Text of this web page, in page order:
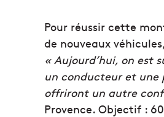
Pour réussir cette
de nouveaux
« Aujourd’hui, on est
un conducteur et une
offriront un autre
Provence. Objectif :